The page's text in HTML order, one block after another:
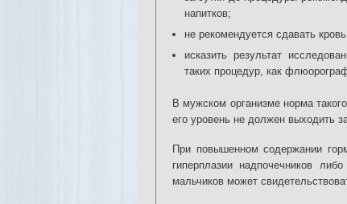
напитков;
не рекомендуется сдавать
исказить результат
таких процедур, как
В мужском организме норма
его уровень не должен выходить
При повышенном содержании
гиперплазии надпочечников
мальчиков может